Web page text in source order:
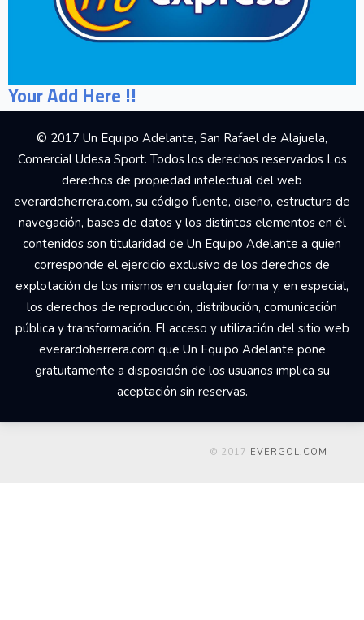
Your Add Here !!
© 2017 Un Equipo Adelante, San Rafael de Alajuela,
Comercial Udesa Sport. Todos los derechos reservados Los
derechos de propiedad intelectual del web
everardoherrera.com, su código fuente, diseño, estructura de
navegación, bases de datos y los distintos elementos en él
contenidos son titularidad de Un Equipo Adelante a quien
corresponde el ejercicio exclusivo de los derechos de
explotación de los mismos en cualquier forma y, en especial,
los derechos de reproducción, distribución, comunicación
pública y transformación. El acceso y utilización del sitio web
everardoherrera.com que Un Equipo Adelante pone
gratuitamente a disposición de los usuarios implica su
aceptación sin reservas.
© 2017 EVERGOL.COM